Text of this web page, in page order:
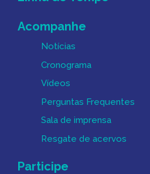
Acompanhe
Notícias
Cronograma
Vídeos
Perguntas Frequentes
Sala de imprensa
Resgate de acervos
Participe